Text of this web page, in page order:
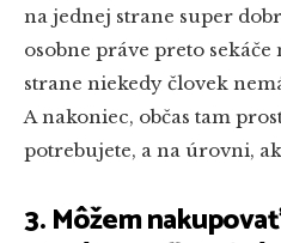
na jednej strane super
osobne práve preto
strane niekedy človek
A nakoniec, občas tam
potrebujete, a na úrovni,
3. Môžem